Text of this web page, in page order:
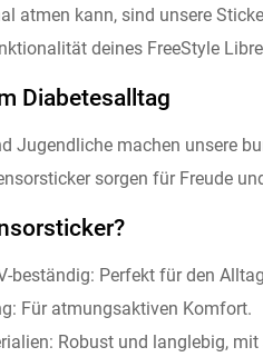
atmen kann, sind unsere
deines FreeStyle
Diabetesalltag
Jugendliche machen unsere
sorgen für Freude
beständig: Perfekt für den
Für atmungsaktiven Komfort.
Robust und langlebig,